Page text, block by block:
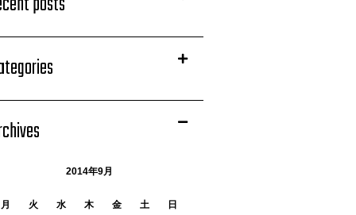
2014年9月
月 火 水 木 金 土
日